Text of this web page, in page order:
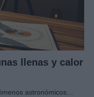
llenas y calor
astronómicos…